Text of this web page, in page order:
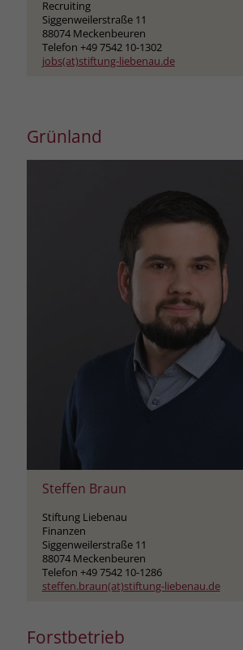
Recruiting
Siggenweilerstraße 11
88074 Meckenbeuren
Telefon +49 7542 10-1302
jobs(at)stiftung-liebenau.de
Grünland
Steffen Braun
Stiftung Liebenau
Finanzen
Siggenweilerstraße 11
88074 Meckenbeuren
Telefon +49 7542 10-1286
steffen.braun(at)stiftung-liebenau.de
Forstbetrieb